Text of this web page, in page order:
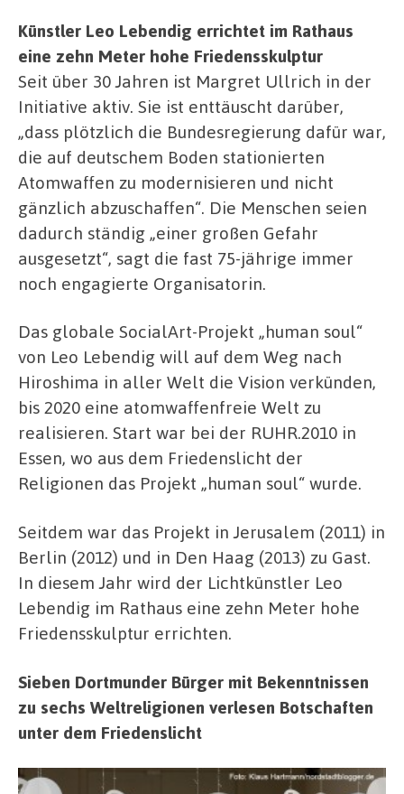
Künstler Leo Lebendig errichtet im Rathaus
eine zehn Meter hohe Friedensskulptur
Seit über 30 Jahren ist Margret Ullrich in der
Initiative aktiv. Sie ist enttäuscht darüber,
„dass plötzlich die Bundesregierung dafür war,
die auf deutschem Boden stationierten
Atomwaffen zu modernisieren und nicht
gänzlich abzuschaffen“. Die Menschen seien
dadurch ständig „einer großen Gefahr
ausgesetzt“, sagt die fast 75-jährige immer
noch engagierte Organisatorin.
Das globale SocialArt-Projekt „human soul“
von Leo Lebendig will auf dem Weg nach
Hiroshima in aller Welt die Vision verkünden,
bis 2020 eine atomwaffenfreie Welt zu
realisieren. Start war bei der RUHR.2010 in
Essen, wo aus dem Friedenslicht der
Religionen das Projekt „human soul“ wurde.
Seitdem war das Projekt in Jerusalem (2011) in
Berlin (2012) und in Den Haag (2013) zu Gast.
In diesem Jahr wird der Lichtkünstler Leo
Lebendig im Rathaus eine zehn Meter hohe
Friedensskulptur errichten.
Sieben Dortmunder Bürger mit Bekenntnissen
zu sechs Weltreligionen verlesen Botschaften
unter dem Friedenslicht